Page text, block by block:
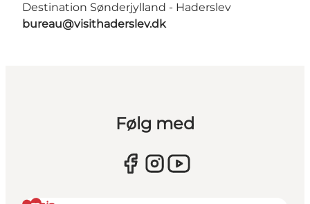
Destination Sønderjylland - Haderslev
bureau@visithaderslev.dk
Følg med